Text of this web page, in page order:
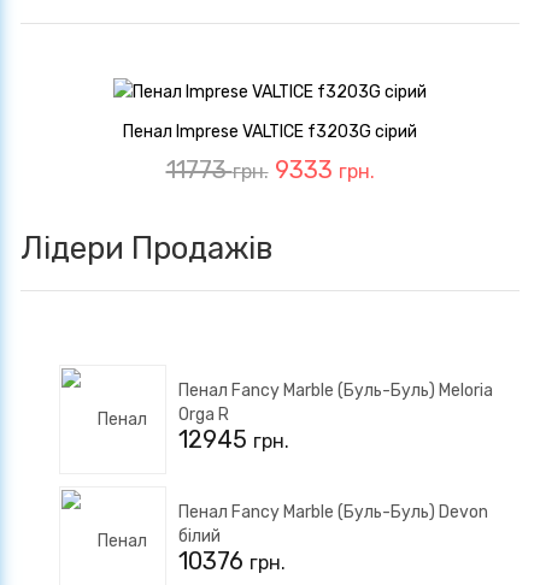
Пенал Imprese VALTICE f3203G сірий
11773грн. 9333 грн.
Лідери Продажів
Пенал Fancy Marble (Буль-Буль) Meloria
Orga R
12945 грн.
Пенал Fancy Marble (Буль-Буль) Devon
білий
10376 грн.